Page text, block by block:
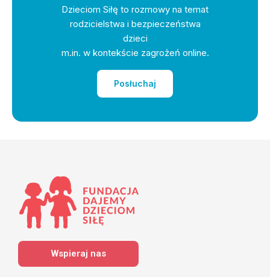
Dzieciom Siłę to rozmowy na temat
rodzicielstwa i bezpieczeństwa
dzieci
m.in. w kontekście zagrożeń online.
Posłuchaj
Wspieraj nas